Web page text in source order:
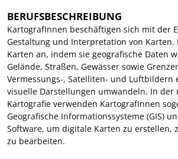
BERUFSBESCHREIBUNG
KartografInnen beschäftigen sich mit der
Gestaltung und Interpretation von Karten.
Karten an, indem sie geografische Daten
Gelände, Straßen, Gewässer sowie
Vermessungs-, Satelliten- und Luftbildern
visuelle Darstellungen umwandeln. In der
Kartografie verwenden KartografInnen
Geografische Informationssysteme (GIS)
Software, um digitale Karten zu erstellen,
zu bearbeiten.